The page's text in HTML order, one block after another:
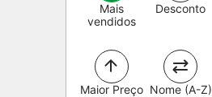
Mais
vendidos
Desconto
Maior Preço Nome (A-Z)